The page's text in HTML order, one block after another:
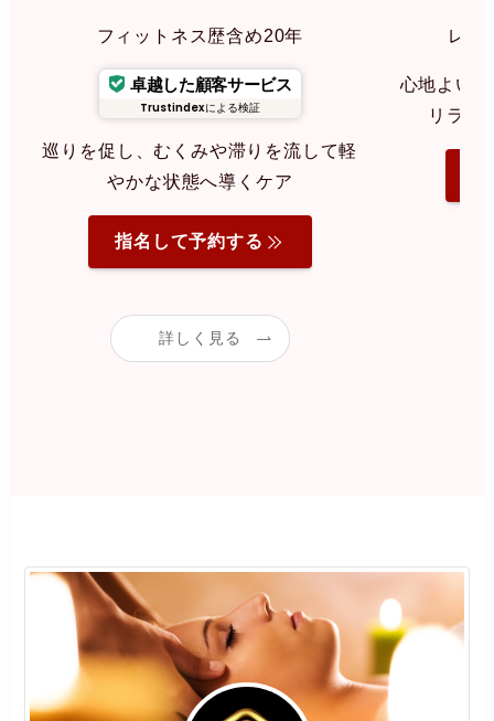
フィットネス歴含め20年
卓越した顧客サービス
Trustindexによる検証
巡りを促し、むくみや滞りを流して軽
やかな状態へ導くケア
指名して予約する
詳しく見る
レイ
心地よい
リラク